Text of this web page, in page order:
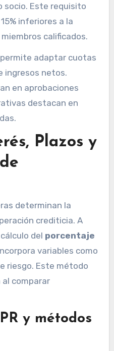
socio. Este requisito
inferiores a la
calificados.
adaptar cuotas
ingresos netos.
en aprobaciones
destacan en
Plazos y
determinan la
crediticia. A
del porcentaje
variables como
riesgo. Este método
comparar
y métodos